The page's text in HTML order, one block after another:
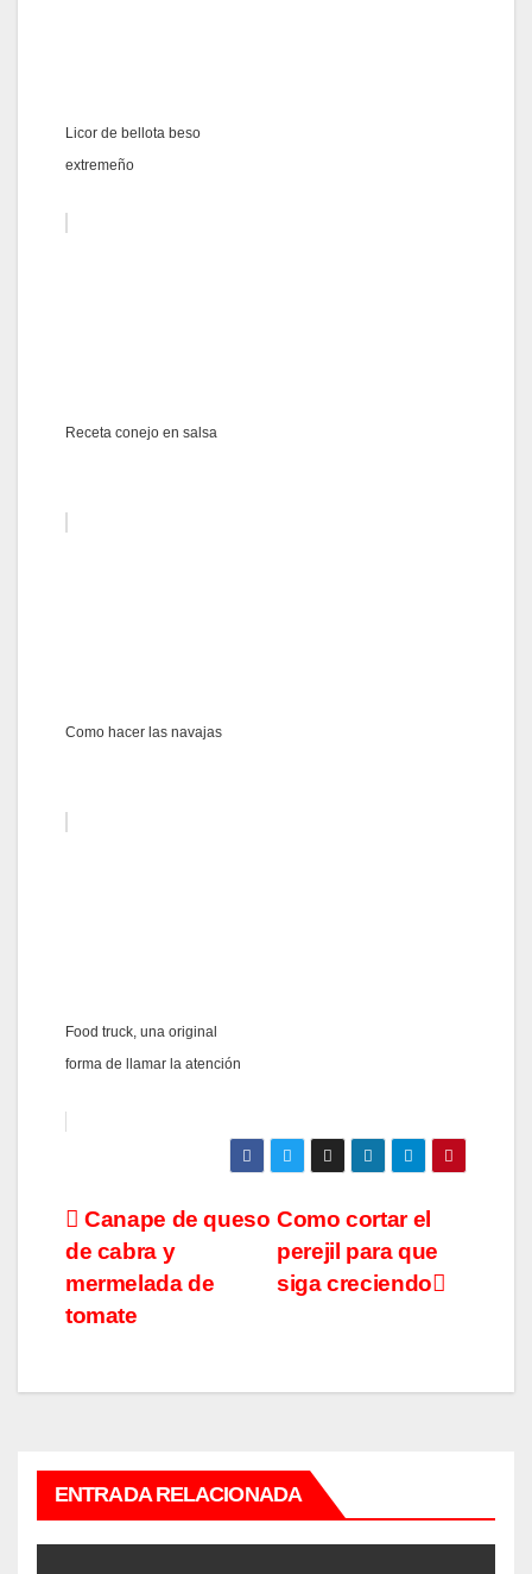
Licor de bellota beso
extremeño
Receta conejo en salsa
Como hacer las navajas
Food truck, una original
forma de llamar la atención
Navegación
de
entradas
Como cortar el
perejil para que
siga creciendo
Canape de queso
de cabra y
mermelada de
tomate
ENTRADA RELACIONADA